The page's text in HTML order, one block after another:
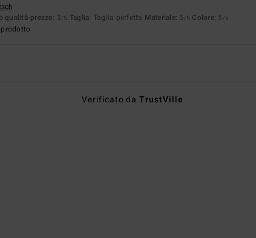
qualità-prezzo: 3/5 Taglia: Taglia perfetta Materiale: 5 /5 Colore: 5 /5
Verificato daTrustVille